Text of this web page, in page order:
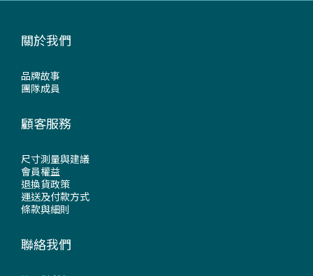
關於我們
品牌故事
團隊成員
顧客服務
尺寸測量與建議
會員權益
退換貨政策
運送及付款方式
條款與細則
聯絡我們